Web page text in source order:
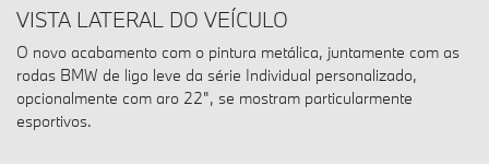
VISTA LATERAL DO VEÍCULO
O novo acabamento com o pintura metálica, juntamente com as
rodas BMW de ligo leve da série Individual personalizado,
opcionalmente com aro 22", se mostram particularmente
esportivos.